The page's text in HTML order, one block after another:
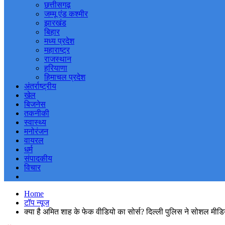
छत्तीसगढ़
जम्मू एंड कश्मीर
झारखंड
बिहार
मध्य प्रदेश
महाराष्ट्र
राजस्थान
हरियाणा
हिमाचल प्रदेश
अंतर्राष्ट्रीय
खेल
बिजनेस
तकनीकी
स्वास्थ्य
मनोरंजन
वायरल
धर्म
संपादकीय
विचार
Home
टॉप न्यूज
क्या है अमित शाह के फेक वीडियो का सोर्स? दिल्ली पुलिस ने सोशल